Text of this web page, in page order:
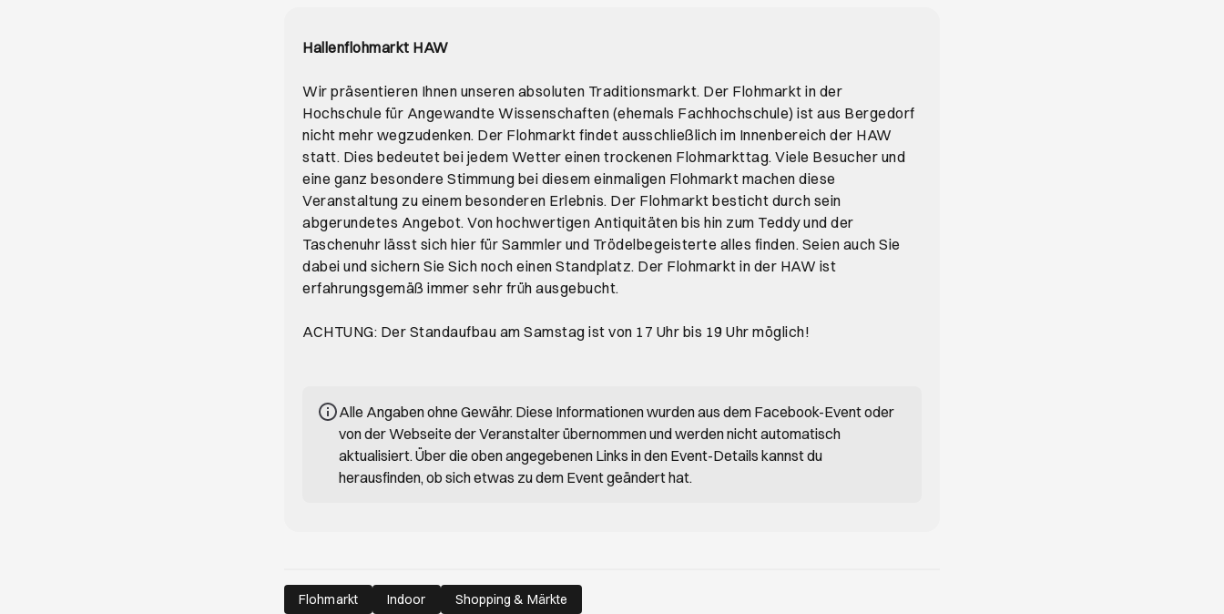
Hallenflohmarkt HAW
Wir präsentieren Ihnen unseren absoluten Traditionsmarkt. Der Flohmarkt in der
Hochschule für Angewandte Wissenschaften (ehemals Fachhochschule) ist aus Bergedorf
nicht mehr wegzudenken. Der Flohmarkt findet ausschließlich im Innenbereich der HAW
statt. Dies bedeutet bei jedem Wetter einen trockenen Flohmarkttag. Viele Besucher und
eine ganz besondere Stimmung bei diesem einmaligen Flohmarkt machen diese
Veranstaltung zu einem besonderen Erlebnis. Der Flohmarkt besticht durch sein
abgerundetes Angebot. Von hochwertigen Antiquitäten bis hin zum Teddy und der
Taschenuhr lässt sich hier für Sammler und Trödelbegeisterte alles finden. Seien auch Sie
dabei und sichern Sie Sich noch einen Standplatz. Der Flohmarkt in der HAW ist
erfahrungsgemäß immer sehr früh ausgebucht.
ACHTUNG: Der Standaufbau am Samstag ist von 17 Uhr bis 19 Uhr möglich!
Alle Angaben ohne Gewähr. Diese Informationen wurden aus dem Facebook-Event oder
von der Webseite der Veranstalter übernommen und werden nicht automatisch
aktualisiert. Über die oben angegebenen Links in den Event-Details kannst du
herausfinden, ob sich etwas zu dem Event geändert hat.
Flohmarkt Indoor Shopping & Märkte